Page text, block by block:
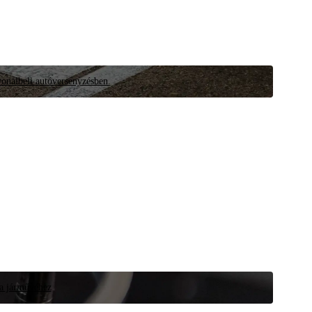
autóversenyzésben.
járművéhez